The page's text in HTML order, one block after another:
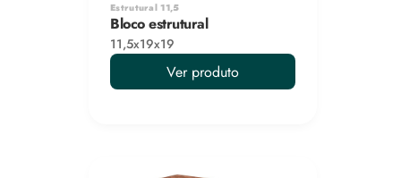
Estrutural 11,5
Bloco estrutural
11,5x19x19
Ver produto